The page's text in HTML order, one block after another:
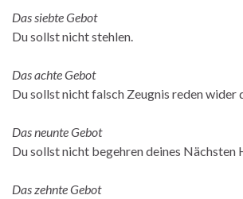
Das siebte Gebot
Du sollst nicht stehlen.
Das achte Gebot
Du sollst nicht falsch Zeugnis reden wider
Das neunte Gebot
Du sollst nicht begehren deines Nächsten
Das zehnte Gebot